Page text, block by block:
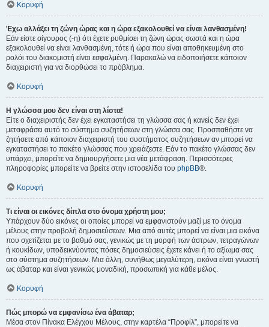
Κορυφή
Έχω αλλάξει τη ζώνη ώρας και η ώρα εξακολουθεί να είναι λανθασμένη!
Εάν είστε σίγουρος (-η) ότι έχετε ρυθμίσει τη ζώνη ώρας σωστά και η ώρα
εξακολουθεί να είναι λανθασμένη, τότε ή ώρα που είναι αποθηκευμένη στο
ρολόι του διακομιστή είναι εσφαλμένη. Παρακαλώ να ειδοποιήσετε κάποιον
διαχειριστή για να διορθώσει το πρόβλημα.
Κορυφή
Η γλώσσα μου δεν είναι στη λίστα!
Είτε ο διαχειριστής δεν έχει εγκαταστήσει τη γλώσσα σας ή κανείς δεν έχει
μεταφράσει αυτό το σύστημα συζητήσεων στη γλώσσα σας. Προσπαθήστε να
ζητήσετε από κάποιον διαχειριστή του συστήματος συζητήσεων αν μπορεί να
εγκαταστήσει το πακέτο γλώσσας που χρειάζεστε. Εάν το πακέτο γλώσσας δεν
υπάρχει, μπορείτε να δημιουργήσετε μια νέα μετάφραση. Περισσότερες
πληροφορίες μπορείτε να βρείτε στην ιστοσελίδα του phpBB®.
Κορυφή
Τι είναι οι εικόνες δίπλα στο όνομα χρήστη μου;
Υπάρχουν δύο εικόνες οι οποίες μπορεί να εμφανιστούν μαζί με το όνομα
μέλους στην προβολή δημοσιεύσεων. Μια από αυτές μπορεί να είναι μια εικόνα
που σχετίζεται με το βαθμό σας, γενικώς με τη μορφή των άστρων, τετραγώνων
ή κουκίδων, υποδεικνύοντας πόσες δημοσιεύσεις έχετε κάνει ή το αξίωμα σας
στο σύστημα συζητήσεων. Μια άλλη, συνήθως μεγαλύτερη, εικόνα είναι γνωστή
ως άβαταρ και είναι γενικώς μοναδική, προσωπική για κάθε μέλος.
Κορυφή
Πώς μπορώ να εμφανίσω ένα άβαταρ;
Μέσα στον Πίνακα Ελέγχου Μέλους, στην καρτέλα “Προφίλ”, μπορείτε να